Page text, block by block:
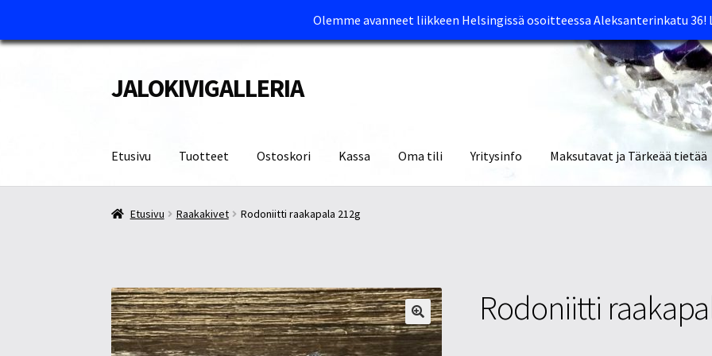
Olemme avanneet liikkeen Helsingissä osoitteessa Aleksanterinkatu 36!
Siirry
navigointiin
Siirry
sisältöön
JALOKIVIGALLERIA
Etusivu Tuotteet Ostoskori Kassa Oma tili Yritysinfo Maksutavat ja Tärkeää tietää
Etusivu Kassa Maksutavat ja Tärkeää tietääMyymälät
Etusivu Raakakivet Rodoniitti raakapala 212g
Rodoniitti